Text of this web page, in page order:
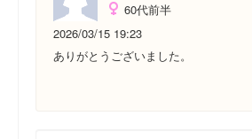
60代前半
2026/03/15 19:23
ありがとうございました。